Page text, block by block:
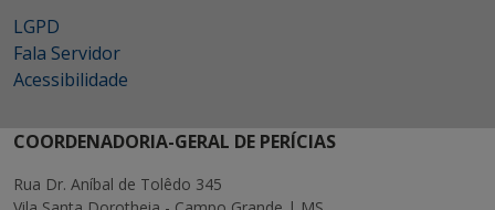
LGPD
Fala Servidor
Acessibilidade
COORDENADORIA-GERAL DE PERÍCIAS
Rua Dr. Aníbal de Tolêdo 345